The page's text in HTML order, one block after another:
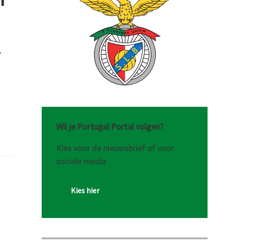
Wil je Portugal Portal volgen?
Kies voor de nieuwsbrief of voor
sociale media
Kies hier